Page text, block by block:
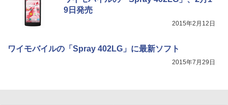
9日発売
2015年2月12日
ワイモバイルの「Spray 402LG」に最新ソフト
2015年7月29日